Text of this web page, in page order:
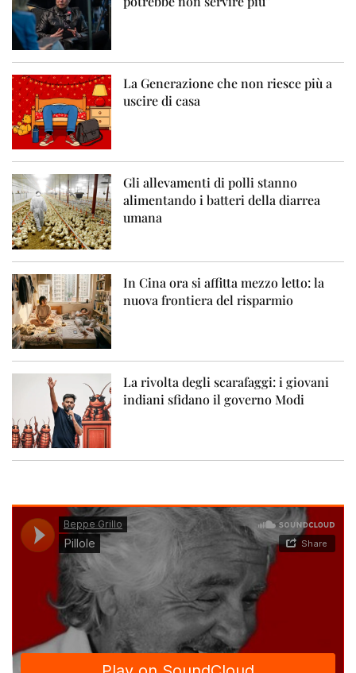
La Generazione che non riesce più a
uscire di casa
Gli allevamenti di polli stanno
alimentando i batteri della diarrea
umana
In Cina ora si affitta mezzo letto: la
nuova frontiera del risparmio
La rivolta degli scarafaggi: i giovani
indiani sfidano il governo Modi